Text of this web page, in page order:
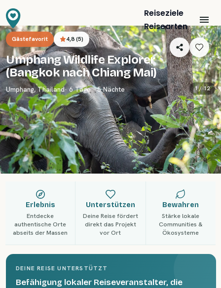
Reiseziele
Reisearten
Gästefavorit 4,8(5)
Umphang Wildlife Explorer
(Bangkok nach Chiang Mai)
Umphang,Thailand· 6 Täge · 5 Nächte 1 /12
Erlebnis
Entdecke
authentische Orte
abseits der Massen
Unterstützen
Deine Reise fördert
direkt das Projekt
vor Ort
Bewahren
Stärke lokale
Communities &
Ökosysteme
DEINE REISE UNTERSTÜTZT
Befähigung lokaler Reiseveranstalter, die